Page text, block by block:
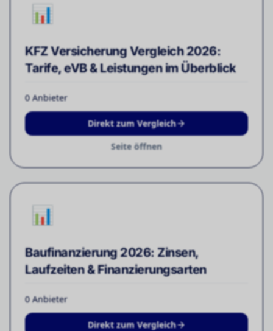
📊
KFZ Versicherung Vergleich 2026:
Tarife, eVB & Leistungen im Überblick
0Anbieter
Direkt zum Vergleich
Seite öffnen
📊
Baufinanzierung 2026: Zinsen,
Laufzeiten & Finanzierungsarten
0Anbieter
Direkt zum Vergleich